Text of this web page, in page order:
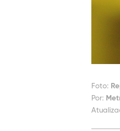
Foto:
Por: